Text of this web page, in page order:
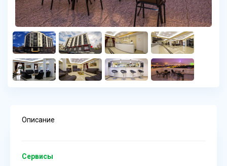
Описание
Сервисы